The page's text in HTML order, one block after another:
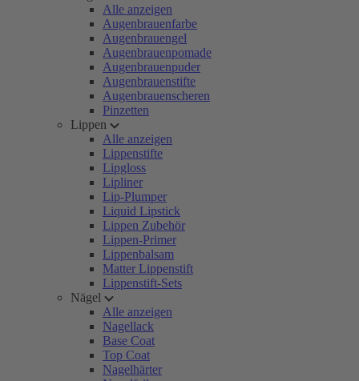
Alle anzeigen
Augenbrauenfarbe
Augenbrauengel
Augenbrauenpomade
Augenbrauenpuder
Augenbrauenstifte
Augenbrauenscheren
Pinzetten
Lippen
Alle anzeigen
Lippenstifte
Lipgloss
Lipliner
Lip-Plumper
Liquid Lipstick
Lippen Zubehör
Lippen-Primer
Lippenbalsam
Matter Lippenstift
Lippenstift-Sets
Nägel
Alle anzeigen
Nagellack
Base Coat
Top Coat
Nagelhärter